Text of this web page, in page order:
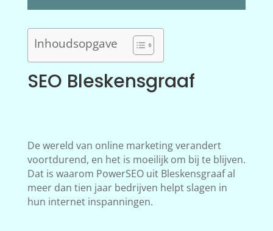
Inhoudsopgave
SEO Bleskensgraaf
De wereld van online marketing verandert
voortdurend, en het is moeilijk om bij te blijven.
Dat is waarom PowerSEO uit Bleskensgraaf al
meer dan tien jaar bedrijven helpt slagen in
hun internet inspanningen.